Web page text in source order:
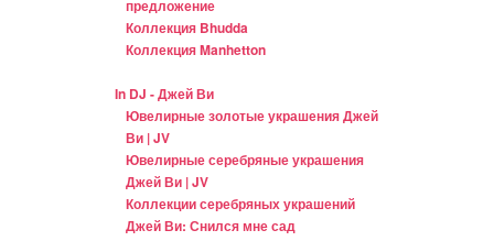
предложение
Коллекция Bhudda
Коллекция Manhetton
In DJ - Джей Ви
Ювелирные золотые украшения Джей
Ви | JV
Ювелирные серебряные украшения
Джей Ви | JV
Коллекции серебряных украшений
Джей Ви: Снился мне сад